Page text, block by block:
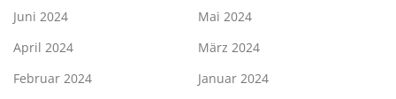
Juni 2024
Mai 2024
April 2024
März 2024
Februar 2024
Januar 2024